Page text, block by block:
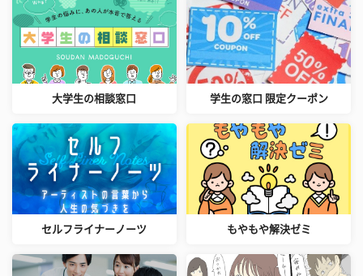
大学生の相談窓口 学生の窓口 限定クーポン
セルフライナーノーツ もやもや解決ゼミ